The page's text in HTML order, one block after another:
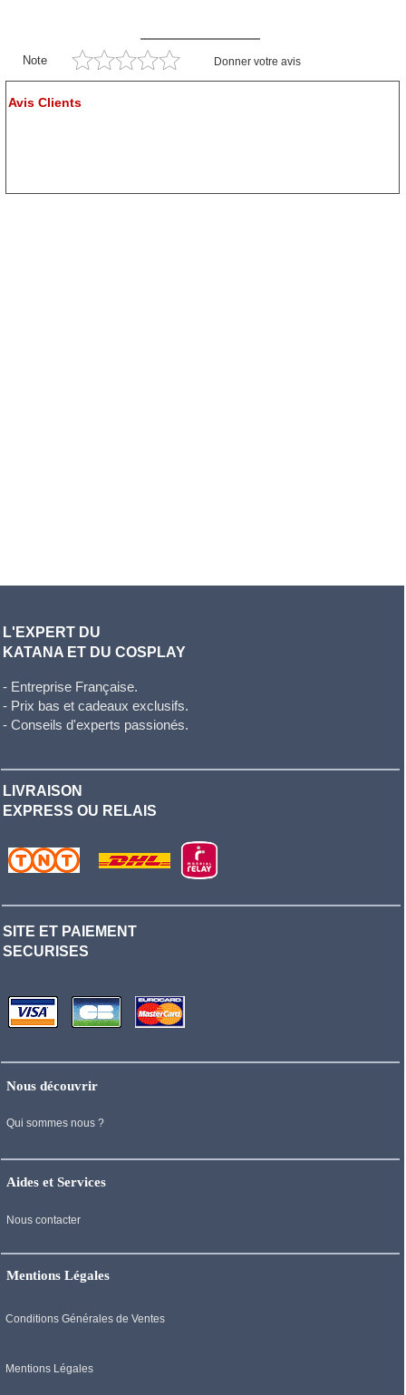
Note Donner votre avis
Avis Clients
L'EXPERT DU
KATANA ET DU COSPLAY
- Entreprise Française.
- Prix bas et cadeaux exclusifs.
- Conseils d'experts passionés.
LIVRAISON
EXPRESS OU RELAIS
SITE ET PAIEMENT
SECURISES
Nous découvrir
Qui sommes nous ?
Aides et Services
Nous contacter
Mentions Légales
Conditions Générales de Ventes
Mentions Légales